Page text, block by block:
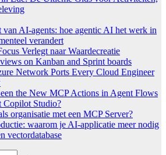
van AI-agents: hoe agentic AI het werk in
verandert
Verlegt naar Waardecreatie
on Kanban and Sprint boards
Network Ports Every Cloud Engineer
the New MCP Actions in Agent Flows
Copilot Studio?
organisatie met een MCP Server?
waarom je AI-applicatie meer nodig
vectordatabase